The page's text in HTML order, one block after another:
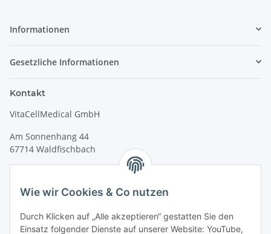
Wie wir Cookies & Co nutzen
Durch Klicken auf „Alle akzeptieren“ gestatten Sie den
Einsatz folgender Dienste auf unserer Website: YouTube,
Informationen
Gesetzliche Informationen
Kontakt
VitaCellMedical GmbH
Am Sonnenhang 44
67714 Waldfischbach
info@vitacellmedical.com